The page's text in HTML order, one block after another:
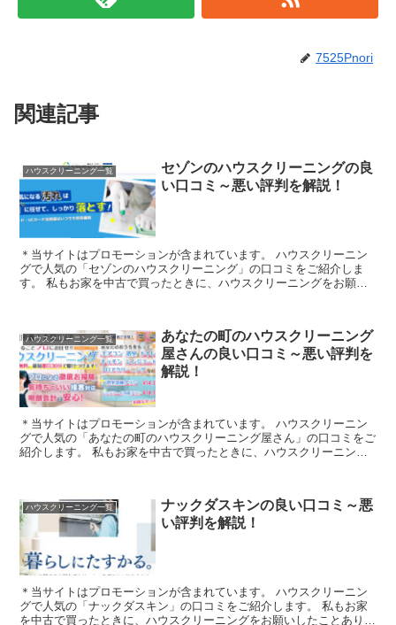
7525Pnori
関連記事
ハウスクリーニング一覧
セゾンのハウスクリーニングの良
い口コミ～悪い評判を解説！
＊当サイトはプロモーションが含まれています。 ハウスクリーニン
グで人気の「セゾンのハウスクリーニング」の口コミをご紹介しま
す。 私もお家を中古で買ったときに、ハウスクリーニングをお願い
ハウスクリーニング一覧
あなたの町のハウスクリーニング
屋さんの良い口コミ～悪い評判を
解説！
＊当サイトはプロモーションが含まれています。 ハウスクリーニン
グで人気の「あなたの町のハウスクリーニング屋さん」の口コミをご
紹介します。 私もお家を中古で買ったときに、ハウスクリーニング
ハウスクリーニング一覧
ナックダスキンの良い口コミ～悪
い評判を解説！
＊当サイトはプロモーションが含まれています。 ハウスクリーニン
グで人気の「ナックダスキン」の口コミをご紹介します。 私もお家
を中古で買ったときに、ハウスクリーニングをお願いしたことありま